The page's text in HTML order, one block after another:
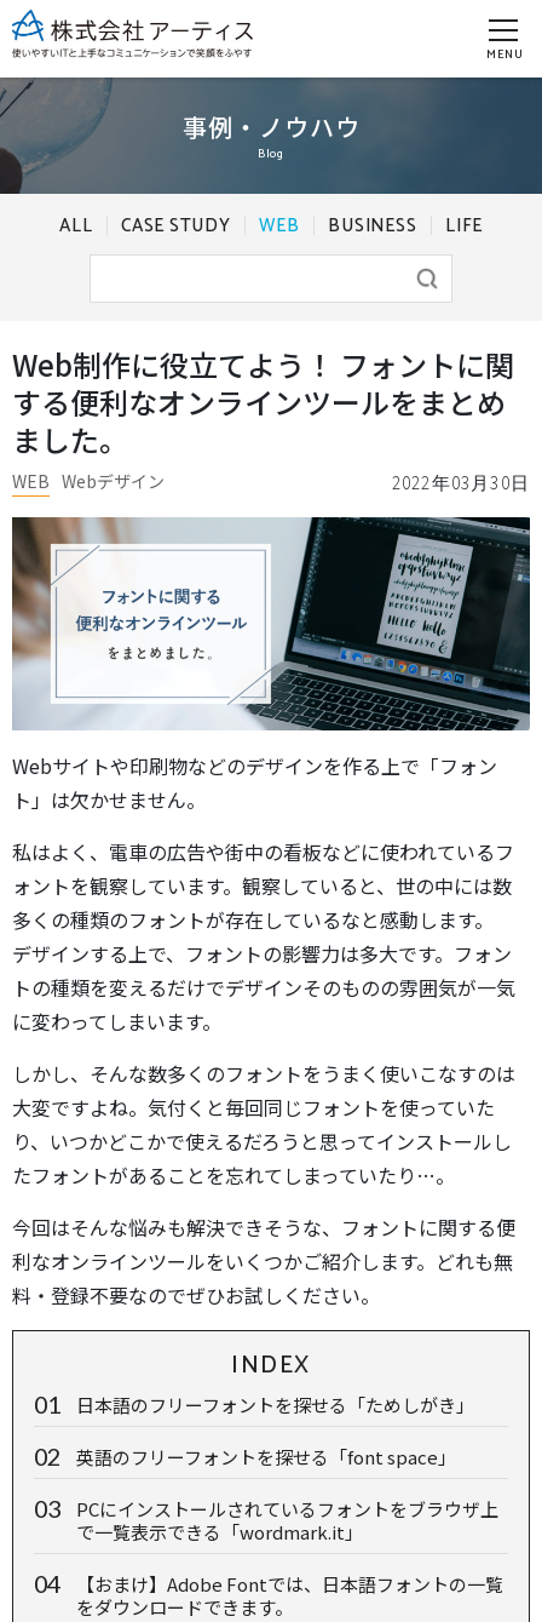
MENU
事例・ノウハウ
Blog
ALL CASE STUDY WEB BUSINESS LIFE
Web制作に役立てよう！ フォントに関
する便利なオンラインツールをまとめ
ました。
2022年03月30日
WEB Webデザイン
Webサイトや印刷物などのデザインを作る上で「フォン
ト」は欠かせません。
私はよく、電車の広告や街中の看板などに使われているフ
ォントを観察しています。観察していると、世の中には数
多くの種類のフォントが存在しているなと感動します。
デザインする上で、フォントの影響力は多大です。フォン
トの種類を変えるだけでデザインそのものの雰囲気が一気
に変わってしまいます。
しかし、そんな数多くのフォントをうまく使いこなすのは
大変ですよね。気付くと毎回同じフォントを使っていた
り、いつかどこかで使えるだろうと思ってインストールし
たフォントがあることを忘れてしまっていたり…。
今回はそんな悩みも解決できそうな、フォントに関する便
利なオンラインツールをいくつかご紹介します。どれも無
料・登録不要なのでぜひお試しください。
INDEX
日本語のフリーフォントを探せる「ためしがき」
英語のフリーフォントを探せる「font space」
PCにインストールされているフォントをブラウザ上
で一覧表示できる「wordmark.it」
【おまけ】Adobe Fontでは、日本語フォントの一覧
をダウンロードできます。